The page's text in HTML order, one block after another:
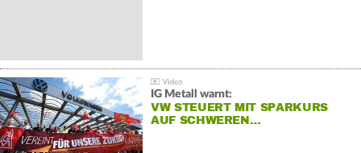
IG Metall warnt:
VW STEUERT MIT SPARKURS
AUF SCHWEREN…